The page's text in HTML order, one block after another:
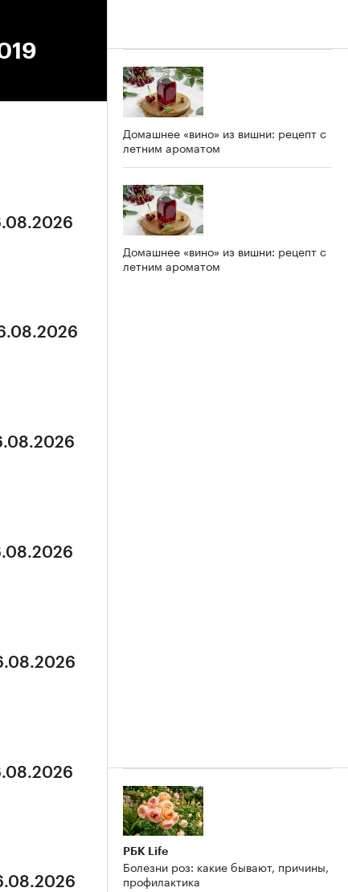
Домашнее «вино» из вишни: рецепт с
летним ароматом
Домашнее «вино» из вишни: рецепт с
летним ароматом
РБК Life
Болезни роз: какие бывают, причины,
профилактика